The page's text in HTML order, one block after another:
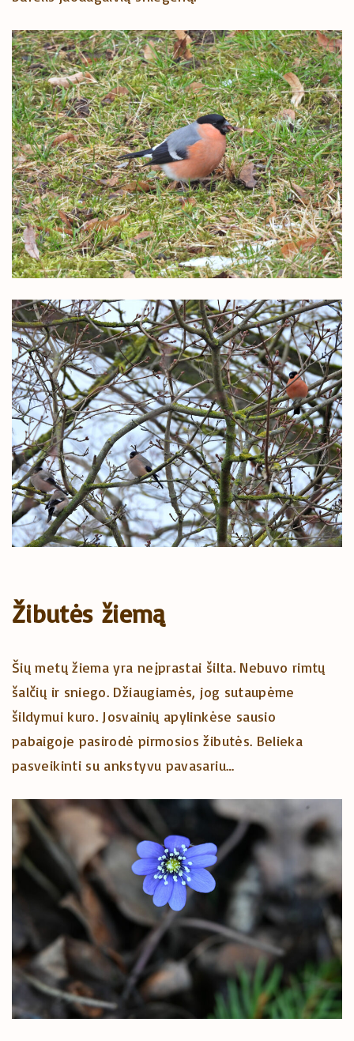
Žibutės žiemą
Šių metų žiema yra neįprastai šilta. Nebuvo rimtų
šalčių ir sniego. Džiaugiamės, jog sutaupėme
šildymui kuro. Josvainių apylinkėse sausio
pabaigoje pasirodė pirmosios žibutės. Belieka
pasveikinti su ankstyvu pavasariu…